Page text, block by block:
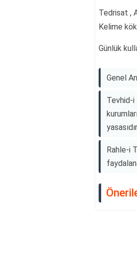
Tedrisat ,
Kelime
Günlük
Genel
Tevhid-
Rahle-i